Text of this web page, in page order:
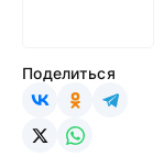
Поделиться